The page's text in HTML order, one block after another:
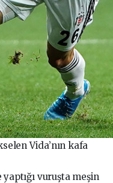
Vida’nın kafa
vuruşta meşin